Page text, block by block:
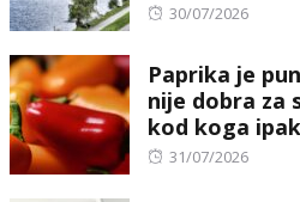
Posted
30/07/2026
Paprika je
nije dobra za
kod koga
Posted
31/07/2026